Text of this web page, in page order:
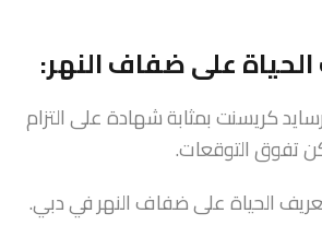
على ضفاف النهر:
310 ريفرسايد كريسنت بمثابة شهادة على التزام
تفوق التوقعات.
الحياة على ضفاف النهر في دبي.